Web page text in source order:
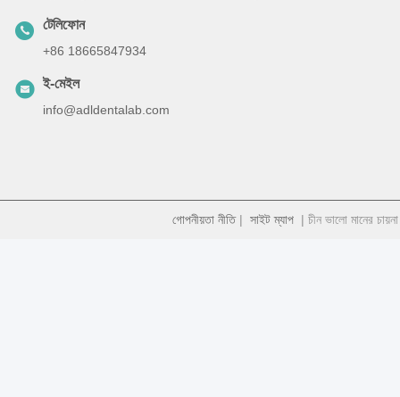
টেলিফোন
+86 18665847934
ই-মেইল
info@adldentalab.com
গোপনীয়তা নীতি| সাইট ম্যাপ| চীন ভালো মানের